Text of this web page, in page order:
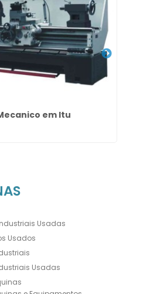
em Itu
Usadas
Usados
Usadas